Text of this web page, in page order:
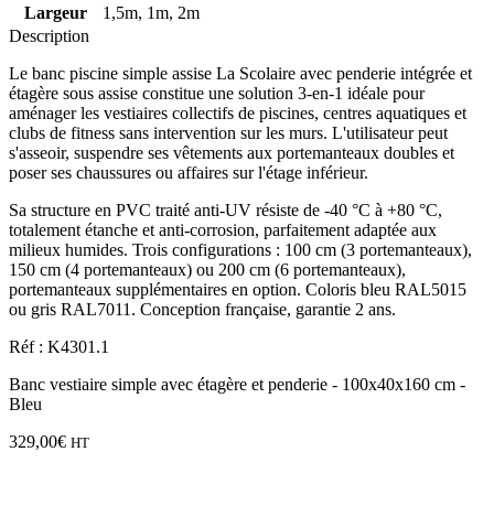
Largeur
1,5m, 1m, 2m
Description
Le banc piscine simple assise La Scolaire avec penderie intégrée et
étagère sous assise constitue une solution 3-en-1 idéale pour
aménager les vestiaires collectifs de piscines, centres aquatiques et
clubs de fitness sans intervention sur les murs. L'utilisateur peut
s'asseoir, suspendre ses vêtements aux portemanteaux doubles et
poser ses chaussures ou affaires sur l'étage inférieur.
Sa structure en PVC traité anti-UV résiste de -40 °C à +80 °C,
totalement étanche et anti-corrosion, parfaitement adaptée aux
milieux humides. Trois configurations : 100 cm (3 portemanteaux),
150 cm (4 portemanteaux) ou 200 cm (6 portemanteaux),
portemanteaux supplémentaires en option. Coloris bleu RAL5015
ou gris RAL7011. Conception française, garantie 2 ans.
Réf : K4301.1
Banc vestiaire simple avec étagère et penderie - 100x40x160 cm -
Bleu
329,00€ HT